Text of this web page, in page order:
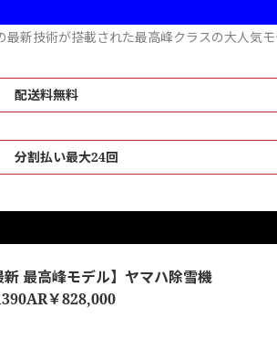
最新技術が搭載された最高峰クラスの大人気
送料無料
割払い最大24回
新 最高峰モデル】ヤマハ除雪機
￥828,000